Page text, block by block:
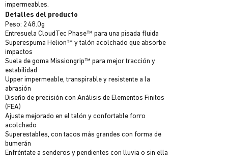
impermeables.
Detalles del producto
Peso: 248.0g
Entresuela CloudTec Phase™ para una pisada fluida
Superespuma Helion™ y talón acolchado que absorbe
impactos
Suela de goma Missiongrip™ para mejor tracción y
estabilidad
Upper impermeable, transpirable y resistente a la
abrasión
Diseño de precisión con Análisis de Elementos Finitos
(FEA)
Ajuste mejorado en el talón y confortable forro
acolchado
Superestables, con tacos más grandes con forma de
bumerán
Enfréntate a senderos y pendientes con lluvia o sin ella